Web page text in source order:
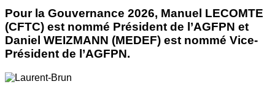
Pour la Gouvernance 2026, Manuel LECOMTE
(CFTC) est nommé Président de l’AGFPN et
Daniel WEIZMANN (MEDEF) est nommé Vice-
Président de l’AGFPN.